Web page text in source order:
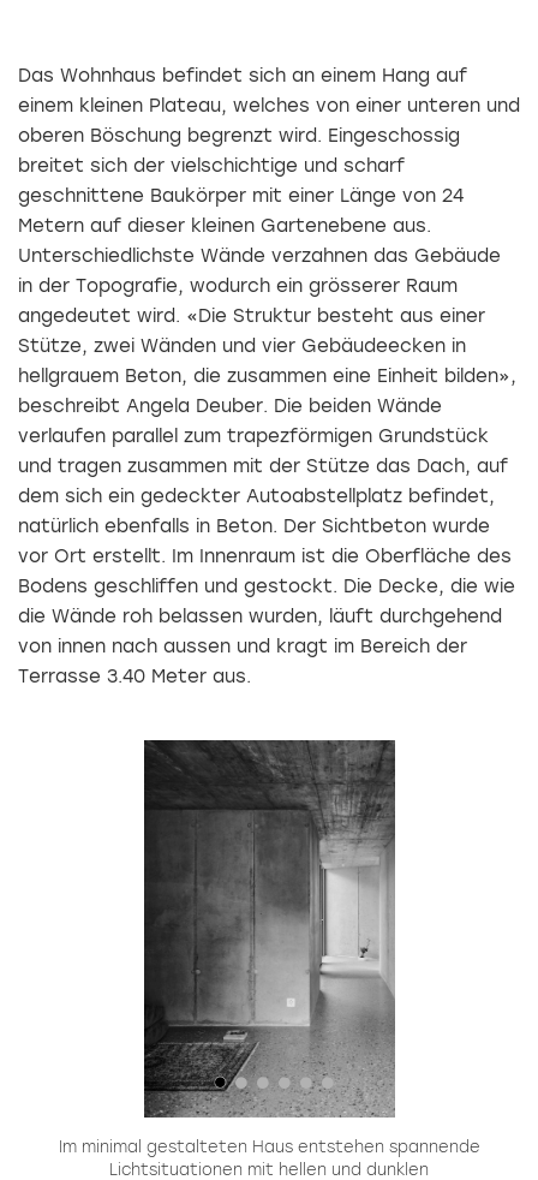
Das Wohnhaus befindet sich an einem Hang auf
einem kleinen Plateau, welches von einer unteren und
oberen Böschung begrenzt wird. Eingeschossig
breitet sich der vielschichtige und scharf
geschnittene Baukörper mit einer Länge von 24
Metern auf dieser kleinen Gartenebene aus.
Unterschiedlichste Wände verzahnen das Gebäude
in der Topografie, wodurch ein grösserer Raum
angedeutet wird. «Die Struktur besteht aus einer
Stütze, zwei Wänden und vier Gebäudeecken in
hellgrauem Beton, die zusammen eine Einheit bilden»,
beschreibt Angela Deuber. Die beiden Wände
verlaufen parallel zum trapezförmigen Grundstück
und tragen zusammen mit der Stütze das Dach, auf
dem sich ein gedeckter Autoabstellplatz befindet,
natürlich ebenfalls in Beton. Der Sichtbeton wurde
vor Ort erstellt. Im Innenraum ist die Oberfläche des
Bodens geschliffen und gestockt. Die Decke, die wie
die Wände roh belassen wurden, läuft durchgehend
von innen nach aussen und kragt im Bereich der
Terrasse 3.40 Meter aus.
Im minimal gestalteten Haus entstehen spannende
Lichtsituationen mit hellen und dunklen